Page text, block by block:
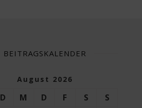
BEITRAGSKALENDER
August 2026
D M D F S S